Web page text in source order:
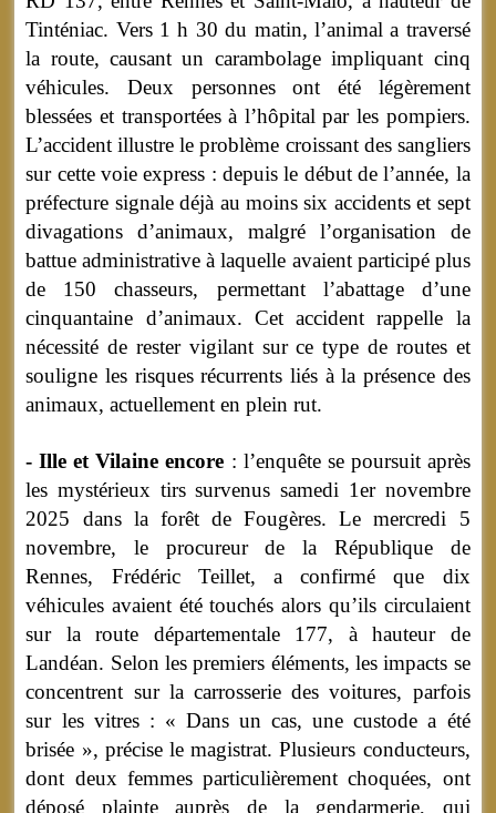
Tinténiac. Vers 1 h 30 du matin, l’animal a traversé
la route, causant un carambolage impliquant cinq
véhicules. Deux personnes ont été légèrement
blessées et transportées à l’hôpital par les pompiers.
L’accident illustre le problème croissant des sangliers
sur cette voie express : depuis le début de l’année, la
préfecture signale déjà au moins six accidents et sept
divagations d’animaux, malgré l’organisation de
battue administrative à laquelle avaient participé plus
de 150 chasseurs, permettant l’abattage d’une
cinquantaine d’animaux. Cet accident rappelle la
nécessité de rester vigilant sur ce type de routes et
souligne les risques récurrents liés à la présence des
animaux, actuellement en plein rut.
- Ille et Vilaine encore : l’enquête se poursuit après
les mystérieux tirs survenus samedi 1er novembre
2025 dans la forêt de Fougères. Le mercredi 5
novembre, le procureur de la République de
Rennes, Frédéric Teillet, a confirmé que dix
véhicules avaient été touchés alors qu’ils circulaient
sur la route départementale 177, à hauteur de
Landéan. Selon les premiers éléments, les impacts se
concentrent sur la carrosserie des voitures, parfois
sur les vitres : « Dans un cas, une custode a été
brisée », précise le magistrat. Plusieurs conducteurs,
dont deux femmes particulièrement choquées, ont
déposé plainte auprès de la gendarmerie, qui